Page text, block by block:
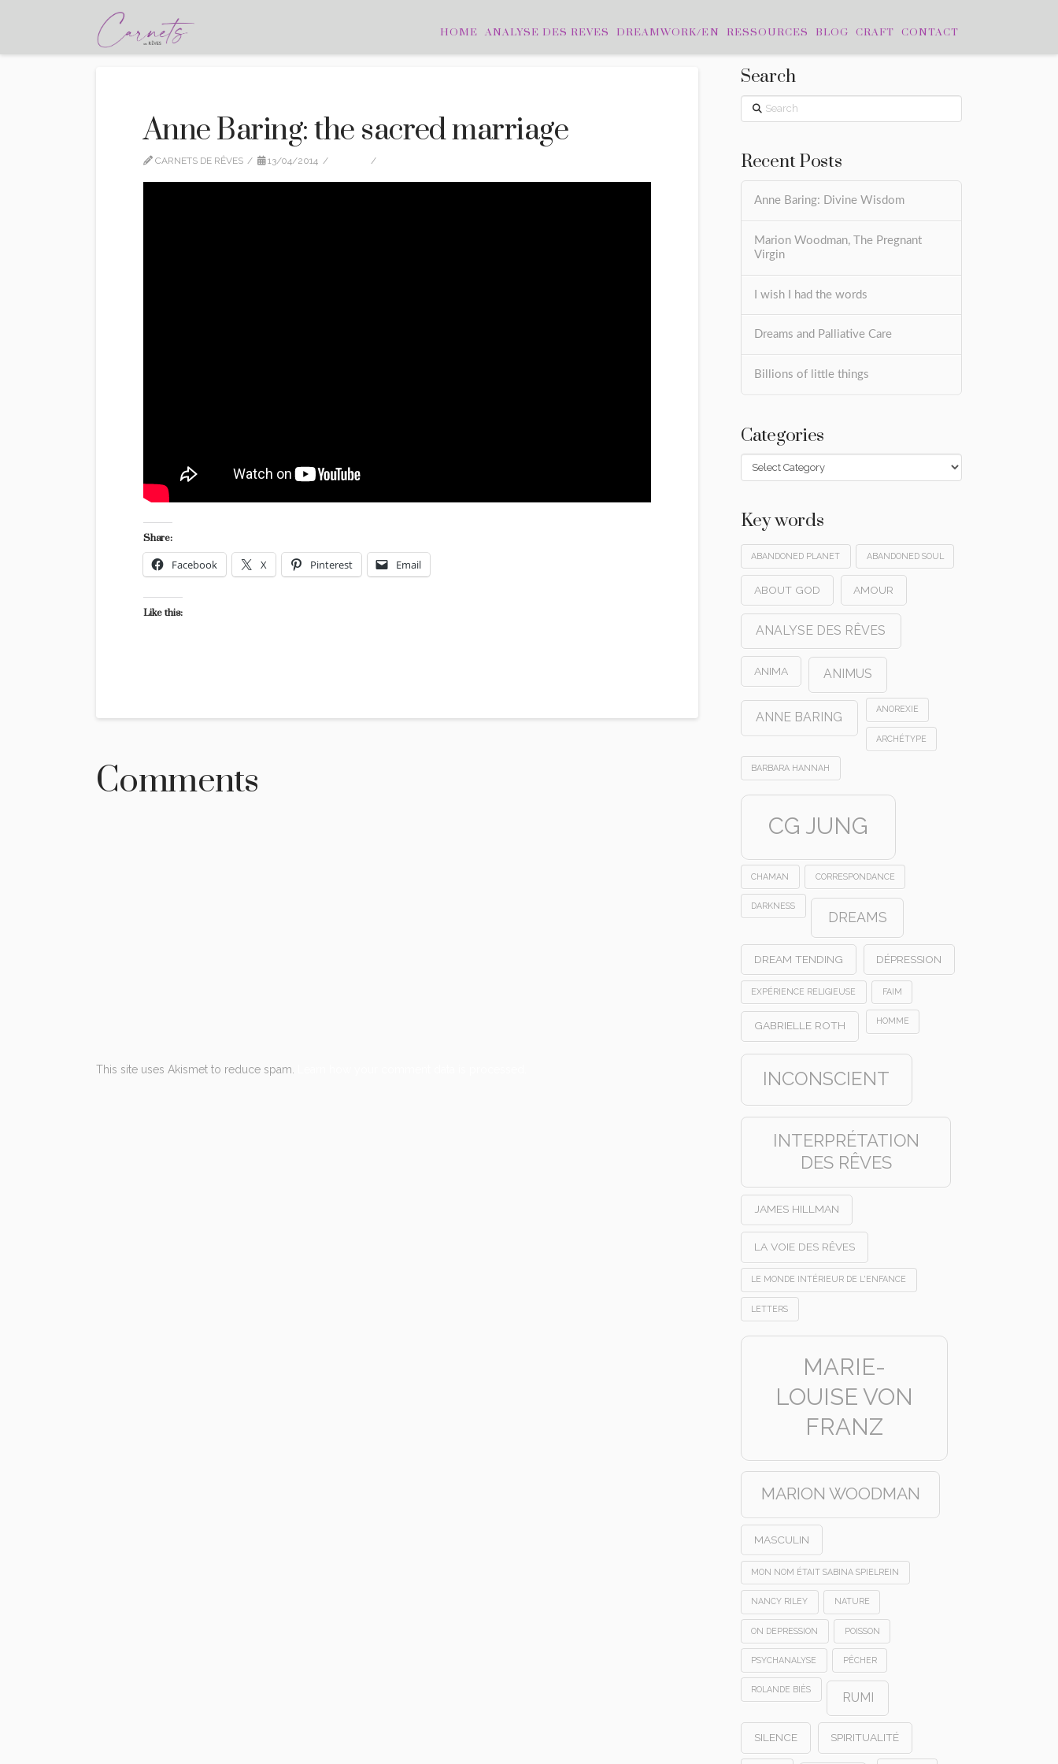
HOME ANALYSE DES REVES DREAMWORK/EN RESSOURCES BLOG CRAFT CONTACT
Anne Baring: the sacred marriage
CARNETS DE RÊVES 13/04/2014
Share:
Facebook X Pinterest Email
Like this:
Comments
This site uses Akismet to reduce spam.
Search
Search
Recent Posts
Anne Baring: Divine Wisdom
Marion Woodman, The Pregnant
Virgin
I wish I had the words
Dreams and Palliative Care
Billions of little things
Categories
Categories
Key words
ABANDONED PLANET ABANDONED SOUL
ABOUT GOD AMOUR
ANALYSE DES RÊVES
ANIMA ANIMUS
ANNE BARING
ANOREXIE
ARCHÉTYPE
BARBARA HANNAH
CG JUNG
CHAMAN CORRESPONDANCE
DARKNESS
DREAMS
DREAM TENDING DÉPRESSION
EXPÉRIENCE RELIGIEUSE FAIM
GABRIELLE ROTH HOMME
INCONSCIENT
INTERPRÉTATION
DES RÊVES
JAMES HILLMAN
LA VOIE DES RÊVES
LE MONDE INTÉRIEUR DE L'ENFANCE
LETTERS
MARIE-
LOUISE VON
FRANZ
MARION WOODMAN
MASCULIN
MON NOM ÉTAIT SABINA SPIELREIN
NANCY RILEY NATURE
ON DEPRESSION POISSON
PSYCHANALYSE PÊCHER
ROLANDE BIÈS
RUMI
SILENCE SPIRITUALITÉ